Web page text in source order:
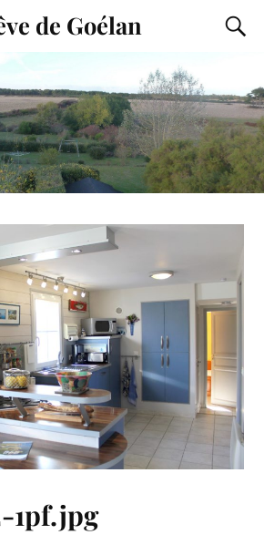
de Goélan
1pf.jpg